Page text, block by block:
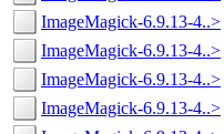
ImageMagick-6.9.13-4..>
ImageMagick-6.9.13-4..>
ImageMagick-6.9.13-4..>
ImageMagick-6.9.13-4..>